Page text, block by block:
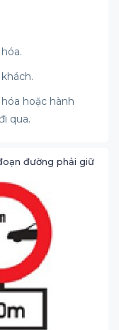
hoặc hành
qua.
đường phải giữ